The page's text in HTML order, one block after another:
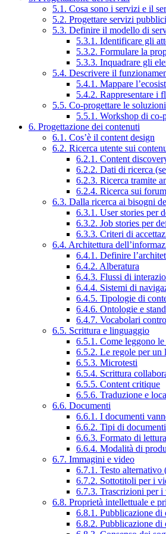
5.1. Cosa sono i servizi e il
5.2. Progettare servizi
5.3. Definire il modello di
5.3.1. Identificare gli
5.3.2. Formulare la
5.3.3. Inquadrare gli
5.4. Descrivere il
5.4.1. Mappare
5.4.2. Rappresentare i
5.5. Co-progettare le soluzioni
5.5.1. Workshop di co-
6. Progettazione dei contenuti
6.1. Cos’è il content design
6.2. Ricerca utente sui
6.2.1. Content
6.2.2. Dati di ricerca
6.2.3. Ricerca tramite
6.2.4. Ricerca sui forum
6.3. Dalla ricerca ai bisogni
6.3.1. User stories per
6.3.2. Job stories per
6.3.3. Criteri di
6.4. Architettura
6.4.1. Definire
6.4.2. Alberatura
6.4.3. Flussi di
6.4.4. Sistemi di
6.4.5. Tipologie di
6.4.6. Ontologie e
6.4.7. Vocabolari
6.5. Scrittura e linguaggio
6.5.1. Come leggono
6.5.2. Le regole per un
6.5.3. Microtesti
6.5.4. Scrittura
6.5.5. Content critique
6.5.6. Traduzione e
6.6. Documenti
6.6.1. I documenti
6.6.2. Tipi di documenti
6.6.3. Formato di
6.6.4. Modalità di
6.7. Immagini e video
6.7.1. Testo
6.7.2. Sottotitoli per i
6.7.3. Trascrizioni per i
6.8. Proprietà intellettuale e
6.8.1. Pubblicazione
6.8.2. Pubblicazione